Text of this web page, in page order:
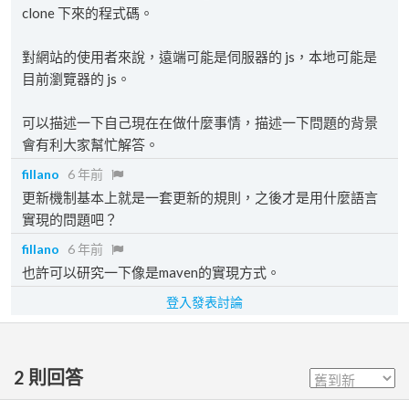
clone 下來的程式碼。
對網站的使用者來說，遠端可能是伺服器的 js，本地可能是
目前瀏覽器的 js。
可以描述一下自己現在在做什麼事情，描述一下問題的背景
會有利大家幫忙解答。
fillano 6 年前
更新機制基本上就是一套更新的規則，之後才是用什麼語言
實現的問題吧？
fillano 6 年前
也許可以研究一下像是maven的實現方式。
登入發表討論
2 則回答